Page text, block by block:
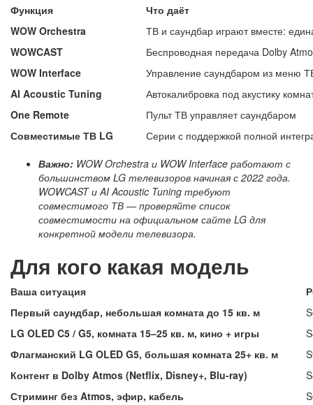
Функция
Что даёт
WOW Orchestra
ТВ и саундбар играют вместе:
WOWCAST
Беспроводная передача Dolby
WOW Interface
Управление саундбаром из меню
AI Acoustic Tuning
Автокалибровка под акустику
One Remote
Пульт ТВ управляет саундбаром
Совместимые ТВ LG
Серии с поддержкой полной
Важно: WOW Orchestra и WOW Interface работают с
большинством LG телевизоров начиная с 2022 года.
WOWCAST и AI Acoustic Tuning требуют
совместимого ТВ — проверяйте список
совместимости на официальном сайте LG для
конкретной модели телевизора.
Для кого какая модель
Ваша ситуация
Первый саундбар, небольшая комната до 15 кв. м
LG OLED C5 / G5, комната 15–25 кв. м, кино + игры
Флагманский LG OLED G5, большая комната 25+ кв. м
Контент в Dolby Atmos (Netflix, Disney+, Blu-ray)
Стриминг без Atmos, эфир, кабель